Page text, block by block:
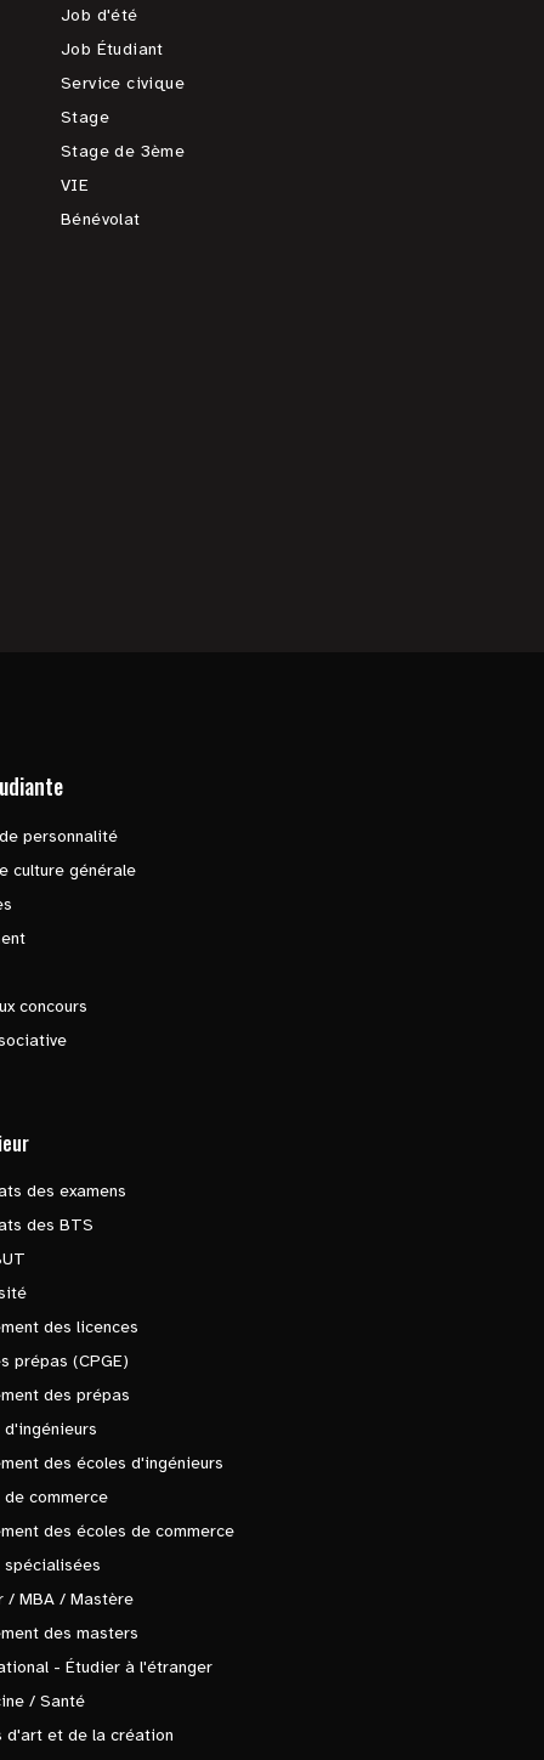
Job d'été
Job Étudiant
Service civique
Stage
Stage de 3ème
VIE
Bénévolat
personnalité
culture générale
concours
des examens
des BTS
des licences
prépas (CPGE)
des prépas
d'ingénieurs
des écoles d'ingénieurs
de commerce
des écoles de commerce
spécialisées
/ MBA / Mastère
des masters
- Étudier à l'étranger
/ Santé
d'art et de la création